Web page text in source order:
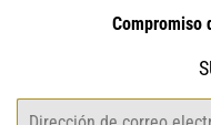
Compromiso
Correo